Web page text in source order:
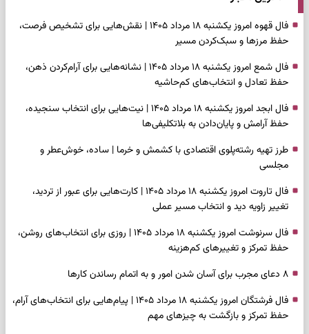
فال قهوه امروز یکشنبه ۱۸ مرداد ۱۴۰۵ | نقش‌هایی برای تشخیص فرصت،
حفظ مرزها و سبک‌کردن مسیر
فال شمع امروز یکشنبه ۱۸ مرداد ۱۴۰۵ | نشانه‌هایی برای آرام‌کردن ذهن،
حفظ تعادل و انتخاب‌های کم‌حاشیه
فال ابجد امروز یکشنبه ۱۸ مرداد ۱۴۰۵ | نیت‌هایی برای انتخاب سنجیده،
حفظ آرامش و پایان‌دادن به بلاتکلیفی‌ها
طرز تهیه رشته‌پلوی اقتصادی با کشمش و خرما | ساده، خوش‌عطر و
مجلسی
فال تاروت امروز یکشنبه ۱۸ مرداد ۱۴۰۵ | کارت‌هایی برای عبور از تردید،
تغییر زاویه دید و انتخاب مسیر عملی
فال سرنوشت امروز یکشنبه ۱۸ مرداد ۱۴۰۵ | روزی برای انتخاب‌های روشن،
حفظ تمرکز و تغییرهای کم‌هزینه
۸ دعای مجرب برای آسان شدن امور و به اتمام رساندن کار‌ها
فال فرشتگان امروز یکشنبه ۱۸ مرداد ۱۴۰۵ | پیام‌هایی برای انتخاب‌های آرام،
حفظ تمرکز و بازگشت به چیزهای مهم